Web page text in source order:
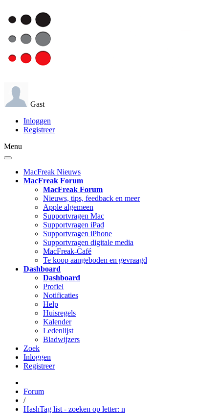
Gast
Inloggen
Registreer
Menu
MacFreak Nieuws
MacFreak Forum
MacFreak Forum
Nieuws, tips, feedback en meer
Apple algemeen
Supportvragen Mac
Supportvragen iPad
Supportvragen iPhone
Supportvragen digitale media
MacFreak-Café
Te koop aangeboden en gevraagd
Dashboard
Dashboard
Profiel
Notificaties
Help
Huisregels
Kalender
Ledenlijst
Bladwijzers
Zoek
Inloggen
Registreer
Forum
/
HashTag list - zoeken op letter: n